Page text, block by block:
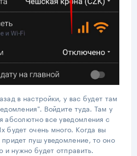
в настройки, у вас будет там
Войдите туда. Там у
абсолютно все уведомления с
будет очень много. Когда вы
пуш уведомление, то оно
и нужно будет отправить.